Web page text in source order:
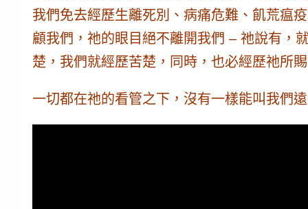
我們免去經歷生離死別、病痛危難、飢荒瘟
顧我們 ，祂的眼目絕不離開我們 – 祂說有，
楚，我們就經歷苦楚，同時，也必經歷祂所
一切都在祂的看管之下，沒有一樣能叫我們